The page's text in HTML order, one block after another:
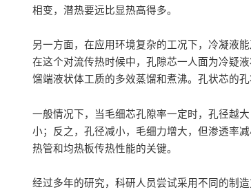
相变，潜热要远比显热高得多。
另一方面，在应用环境复杂的工况下，冷凝液
在这个对流传热时候中，孔隙芯一人面为冷疑
馏端液状体工质的多效蒸馏和煮沸。孔状芯的
一般情况下，当毛细芯孔隙率一定时，孔径越
小；反之，孔径减小，毛细力增大，但渗透率
热管和均热板传热性能的关键。
经过多年的研究，科研人员尝试采用不同的制